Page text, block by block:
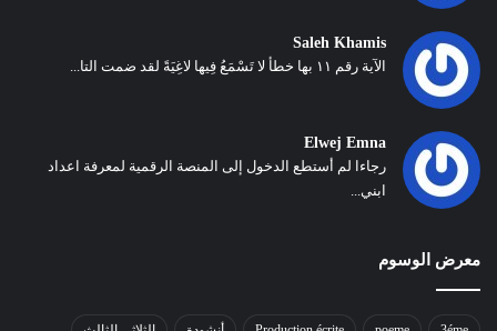
Saleh Khamis
الآية رقم ١١ بها خطأ لا تَسْمَعُ فِيها لاغِيَةً لقد ضمت التا...
Elwej Emna
رجاءا لم أستطع الدخول إلى المنصة الرقمية لمعرفة اعداد
ابني...
معرض الوسوم